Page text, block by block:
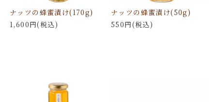
ナッツの蜂蜜漬け(170g)
1,600円(税込)
ナッツの蜂蜜漬け(50g)
550円(税込)